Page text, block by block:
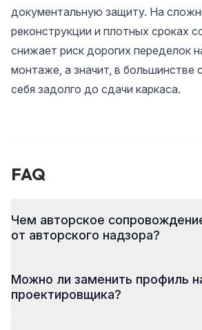
документальную защиту. На
реконструкции и плотных сроках
снижает риск дорогих переделок
монтаже, а значит, в большинстве
себя задолго до сдачи каркаса.
FAQ
Чем авторское
от авторского надзора?
Можно ли заменить профиль
проектировщика?